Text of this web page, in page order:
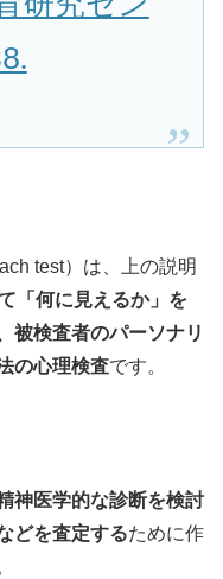
test）は、上の説明
「何に見えるか」を
被検査者のパーソナリ
の心理検査です。
神医学的な診断を検討
どを査定するために作